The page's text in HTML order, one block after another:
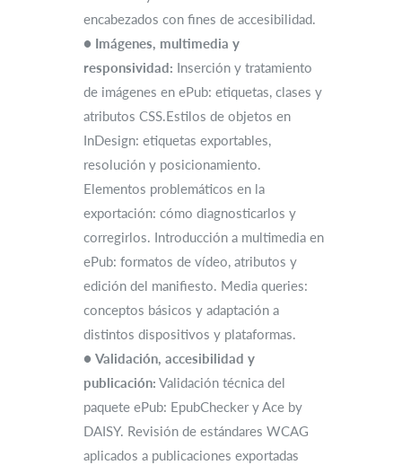
encabezados con fines de accesibilidad.
● Imágenes, multimedia y
responsividad: Inserción y tratamiento
de imágenes en ePub: etiquetas, clases y
atributos CSS.Estilos de objetos en
InDesign: etiquetas exportables,
resolución y posicionamiento.
Elementos problemáticos en la
exportación: cómo diagnosticarlos y
corregirlos. Introducción a multimedia en
ePub: formatos de vídeo, atributos y
edición del manifiesto. Media queries:
conceptos básicos y adaptación a
distintos dispositivos y plataformas.
● Validación, accesibilidad y
publicación: Validación técnica del
paquete ePub: EpubChecker y Ace by
DAISY. Revisión de estándares WCAG
aplicados a publicaciones exportadas